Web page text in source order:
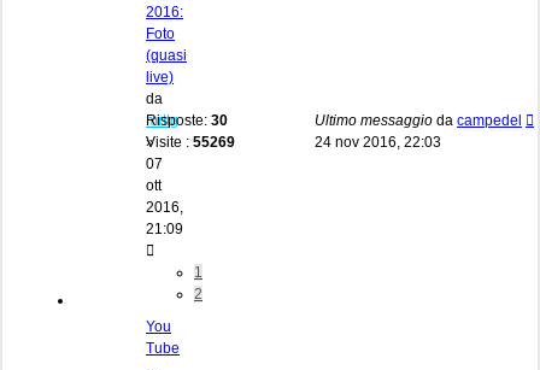
2016:
Foto
(quasi
live)
da
mrttg
»
07
ott
2016,
21:09
1
2
Risposte: 30
Visite : 55269
Ultimo messaggio da campedel
24 nov 2016, 22:03
You
Tube